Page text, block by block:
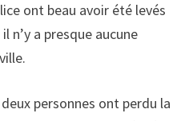
ont beau avoir été levés
n’y a presque aucune
personnes ont perdu la